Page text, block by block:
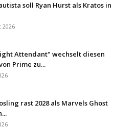
soll Ryan Hurst als Kratos in
2026
Attendant" wechselt diesen
Prime zu...
rast 2028 als Marvels Ghost